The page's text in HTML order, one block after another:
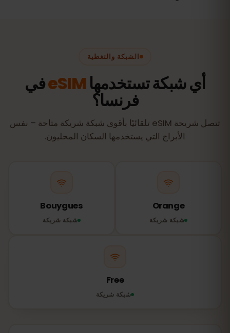
الشبكة والتغطية
أي شبكة تستخدمها eSIMفي
فرنسا؟
تتصل شريحة eSIM تلقائيًا بأقوى شبكة شريكة متاحة – نفس
الأبراج التي يستخدمها السكان المحليون.
Orange
شبكة شريكة
Bouygues
شبكة شريكة
Free
شبكة شريكة